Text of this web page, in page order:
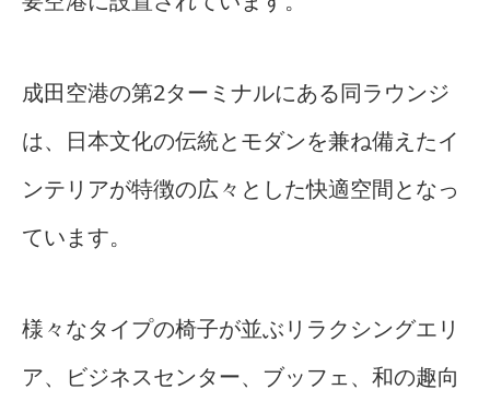
成田空港の第2ターミナルにある同ラウンジ
は、日本文化の伝統とモダンを兼ね備えたイ
ンテリアが特徴の広々とした快適空間となっ
ています。
様々なタイプの椅子が並ぶリラクシングエリ
ア、ビジネスセンター、ブッフェ、和の趣向